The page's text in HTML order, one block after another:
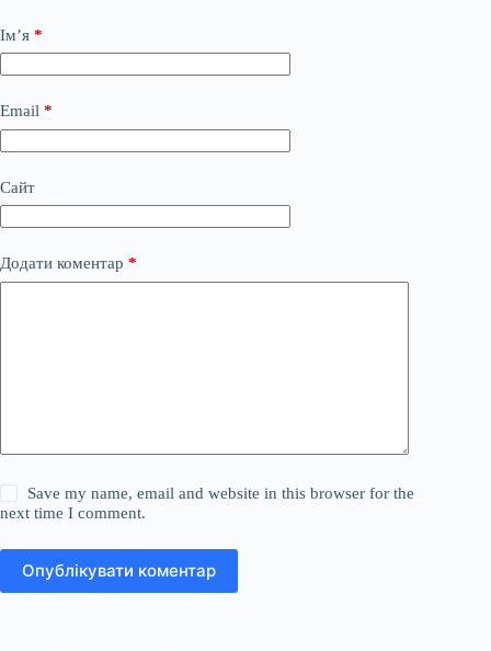
Ім’я *
Email *
Сайт
Додати коментар *
Save my name, email and website in this browser for the
next time I comment.
Опублікувати коментар